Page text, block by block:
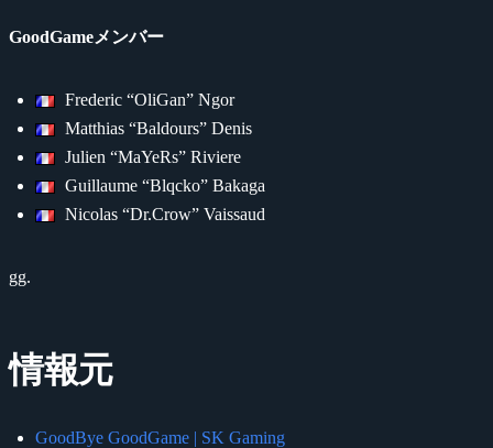
GoodGameメンバー
Frederic “OliGan” Ngor
Matthias “Baldours” Denis
Julien “MaYeRs” Riviere
Guillaume “Blqcko” Bakaga
Nicolas “Dr.Crow” Vaissaud
gg.
情報元
GoodBye GoodGame | SK Gaming